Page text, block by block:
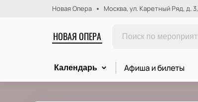
Новая Опера Москва, ул. Каретный Ряд, д.
НОВАЯ ОПЕРА
Календарь Афиша и билеты